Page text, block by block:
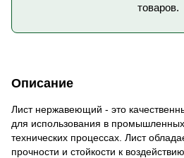
товаров.
Описание
Лист нержавеющий - это
для использования в промышленных
технических процессах. Лист
прочности и стойкости к